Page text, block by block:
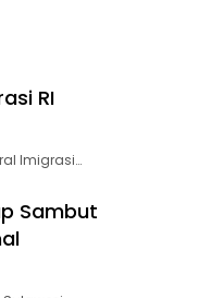
RI
Imigrasi…
Sambut